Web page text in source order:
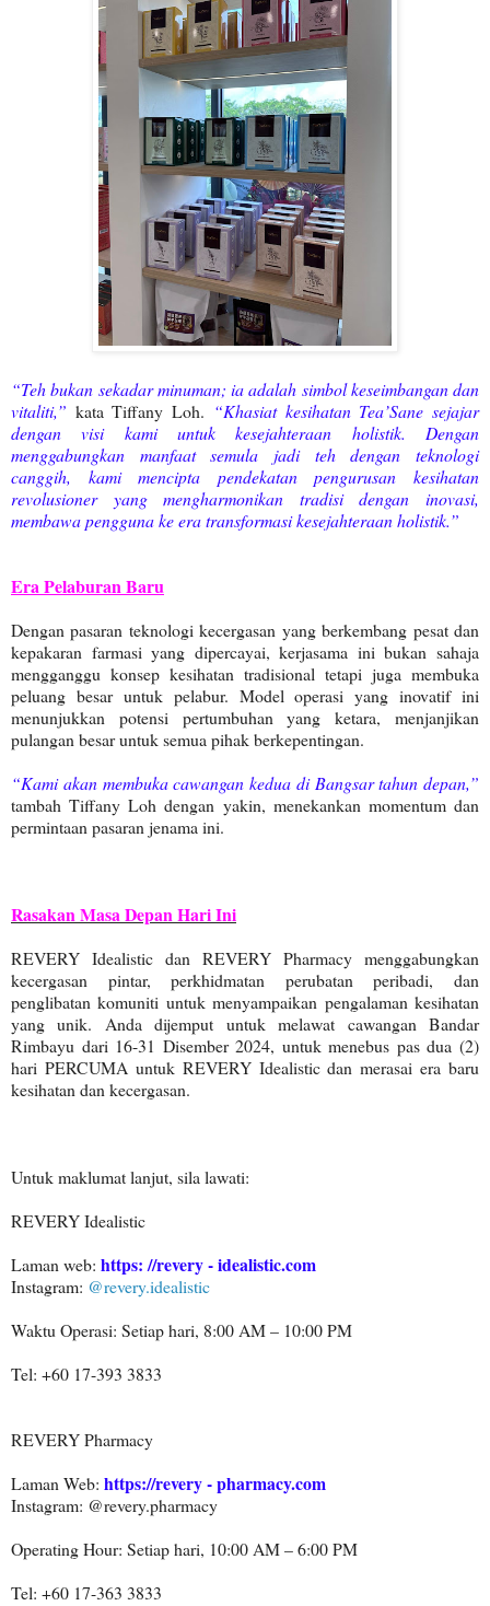
“Teh bukan sekadar minuman; ia adalah simbol keseimbangan dan
vitaliti,” kata Tiffany Loh. “Khasiat kesihatan Tea’Sane sejajar
dengan visi kami untuk kesejahteraan holistik. Dengan
menggabungkan manfaat semula jadi teh dengan teknologi
canggih, kami mencipta pendekatan pengurusan kesihatan
revolusioner yang mengharmonikan tradisi dengan inovasi,
membawa pengguna ke era transformasi kesejahteraan holistik.”
Era Pelaburan Baru
Dengan pasaran teknologi kecergasan yang berkembang pesat dan
kepakaran farmasi yang dipercayai, kerjasama ini bukan sahaja
mengganggu konsep kesihatan tradisional tetapi juga membuka
peluang besar untuk pelabur. Model operasi yang inovatif ini
menunjukkan potensi pertumbuhan yang ketara, menjanjikan
pulangan besar untuk semua pihak berkepentingan.
“Kami akan membuka cawangan kedua di Bangsar tahun depan,”
tambah Tiffany Loh dengan yakin, menekankan momentum dan
permintaan pasaran jenama ini.
Rasakan Masa Depan Hari Ini
REVERY Idealistic dan REVERY Pharmacy menggabungkan
kecergasan pintar, perkhidmatan perubatan peribadi, dan
penglibatan komuniti untuk menyampaikan pengalaman kesihatan
yang unik. Anda dijemput untuk melawat cawangan Bandar
Rimbayu dari 16-31 Disember 2024, untuk menebus pas dua (2)
hari PERCUMA untuk REVERY Idealistic dan merasai era baru
kesihatan dan kecergasan.
Untuk maklumat lanjut, sila lawati:
REVERY Idealistic
Laman web: https: //revery - idealistic.com
Instagram: @revery.idealistic
Waktu Operasi: Setiap hari, 8:00 AM – 10:00 PM
Tel: +60 17-393 3833
REVERY Pharmacy
Laman Web: https://revery - pharmacy.com
Instagram: @revery.pharmacy
Operating Hour: Setiap hari, 10:00 AM – 6:00 PM
Tel: +60 17-363 3833